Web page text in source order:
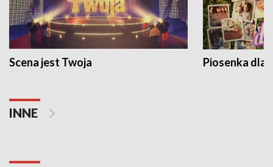
Scena jest Twoja Piosenka dla
INNE